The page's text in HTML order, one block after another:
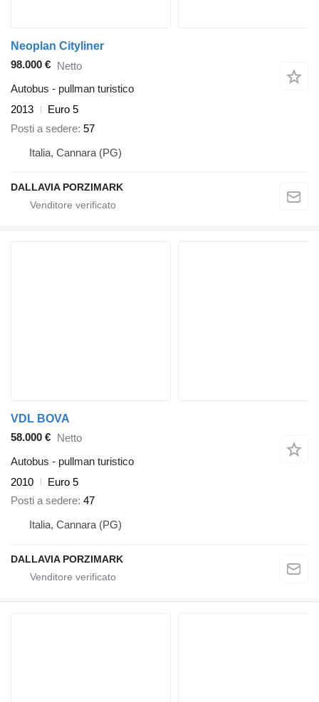
Neoplan Cityliner
98.000 € Netto
Autobus - pullman turistico
2013
Euro 5
Posti a sedere 57
Italia, Cannara (PG)
DALLAVIA PORZIMARK
VDL BOVA
58.000 € Netto
Autobus - pullman turistico
2010
Euro 5
Posti a sedere 47
Italia, Cannara (PG)
DALLAVIA PORZIMARK